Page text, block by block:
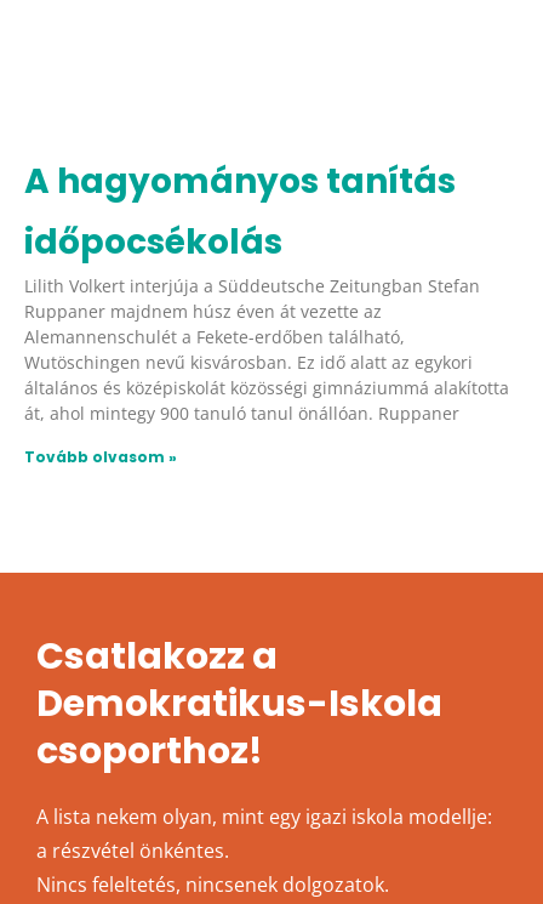
A hagyományos tanítás
időpocsékolás
Lilith Volkert interjúja a Süddeutsche Zeitungban Stefan
Ruppaner majdnem húsz éven át vezette az
Alemannenschulét a Fekete-erdőben található,
Wutöschingen nevű kisvárosban. Ez idő alatt az egykori
általános és középiskolát közösségi gimnáziummá alakította
át, ahol mintegy 900 tanuló tanul önállóan. Ruppaner
Tovább olvasom »
Csatlakozz a
Demokratikus-Iskola
csoporthoz!
A lista nekem olyan, mint egy igazi iskola modellje:
a részvétel önkéntes.
Nincs feleltetés, nincsenek dolgozatok.